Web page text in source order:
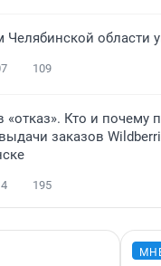
Челябинской области
109
Кто и почему
заказов
195